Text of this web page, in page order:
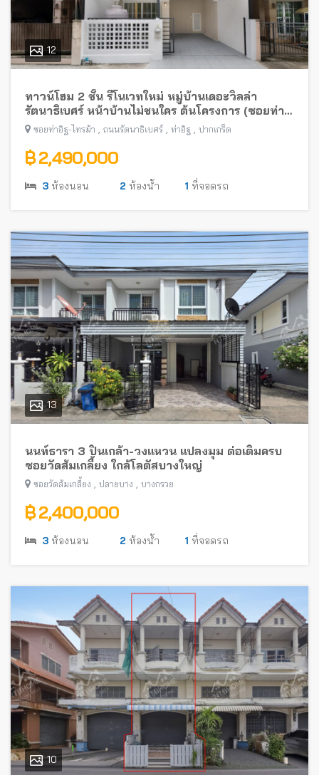
12
ทาวน์โฮม 2 ชั้น รีโนเวทใหม่ หมู่บ้านเดอะวิลล่า
รัตนาธิเบศร์ หน้าบ้านไม่ชนใคร ต้นโครงการ (ซอยท่า
อิฐ-ไทรม้า) พร้อมอยู่ ใกล้รถไฟฟ้าสายสีม่วง
ซอยท่าอิฐ-ไทรม้า , ถนนรัตนาธิเบศร์ , ท่าอิฐ , ปากเกร็ด
฿ 2,490,000
3 ห้องนอน 2 ห้องน้ำ 1 ที่จอดรถ
13
นนท์ธารา 3 ปิ่นเกล้า-วงแหวน แปลงมุม ต่อเติมครบ
ซอยวัดส้มเกลี้ยง ใกล้โลตัสบางใหญ่
ซอยวัดส้มเกลี้ยง , ปลายบาง , บางกรวย
฿ 2,400,000
3 ห้องนอน 2 ห้องน้ำ 1 ที่จอดรถ
10